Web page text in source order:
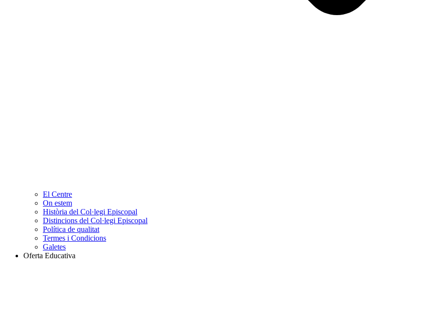
El Centre
On estem
Història del Col·legi Episcopal
Distincions del Col·legi Episcopal
Política de qualitat
Termes i Condicions
Galetes
Oferta Educativa